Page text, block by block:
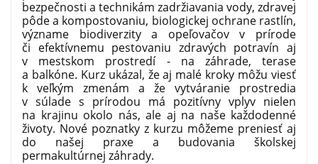
bezpečnosti a technikám zadržiavania vody, zdravej
pôde a kompostovaniu, biologickej ochrane rastlín,
význame biodiverzity a opeľovačov v prírode
či efektívnemu pestovaniu zdravých potravín aj
v mestskom prostredí - na záhrade, terase
a balkóne. Kurz ukázal, že aj malé kroky môžu viesť
k veľkým zmenám a že vytváranie prostredia
v súlade s prírodou má pozitívny vplyv nielen
na krajinu okolo nás, ale aj na naše každodenné
životy. Nové poznatky z kurzu môžeme preniesť aj
do našej praxe a budovania školskej
permakultúrnej záhrady.